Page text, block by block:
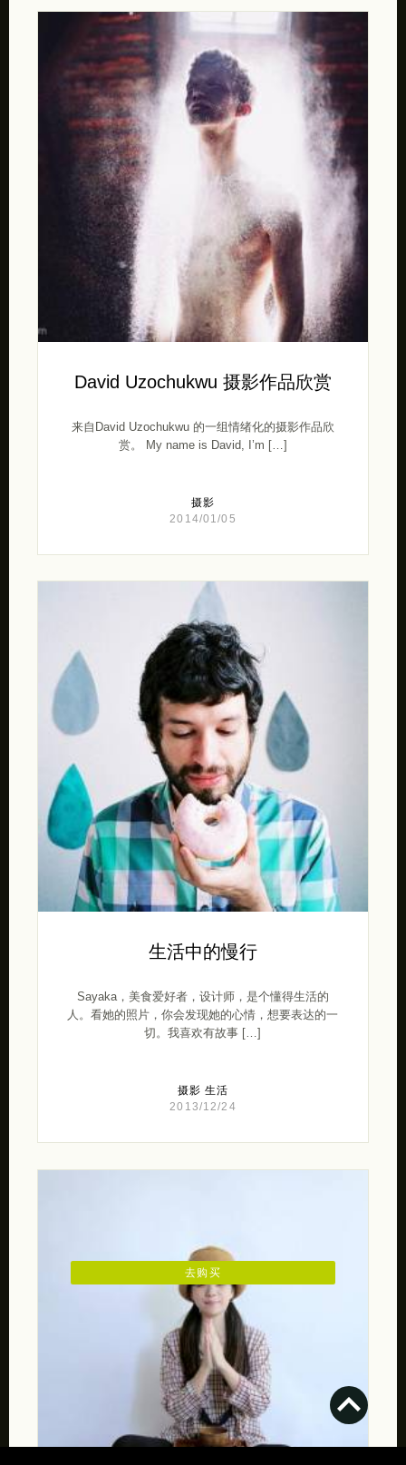
David Uzochukwu 摄影作品欣赏
来自David Uzochukwu 的一组情绪化的摄影作品欣
赏。 My name is David, I’m […]
摄影
2014/01/05
生活中的慢行
Sayaka，美食爱好者，设计师，是个懂得生活的
人。看她的照片，你会发现她的心情，想要表达的一
切。我喜欢有故事 […]
摄影 生活
2013/12/24
去购买